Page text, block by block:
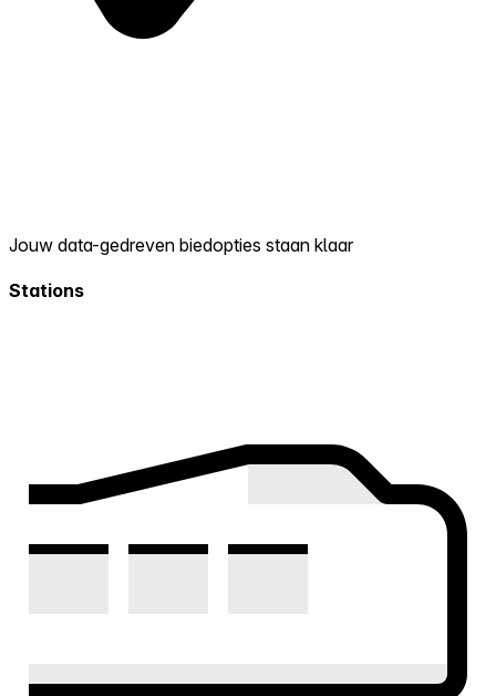
Jouw data-gedreven biedopties staan klaar
Stations